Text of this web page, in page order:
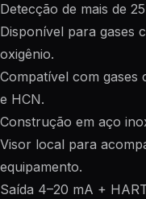
Detecção de mais de
Disponível para gases
oxigênio.
Compatível com gases
e HCN.
Construção em aço
Visor local para
equipamento.
Saída 4–20 mA +